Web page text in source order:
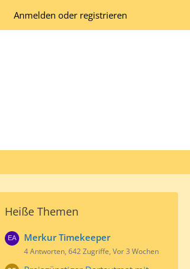
Anmelden oder registrieren
Heiße Themen
Merkur Timekeeper
4 Antworten, 642 Zugriffe, Vor 3 Wochen